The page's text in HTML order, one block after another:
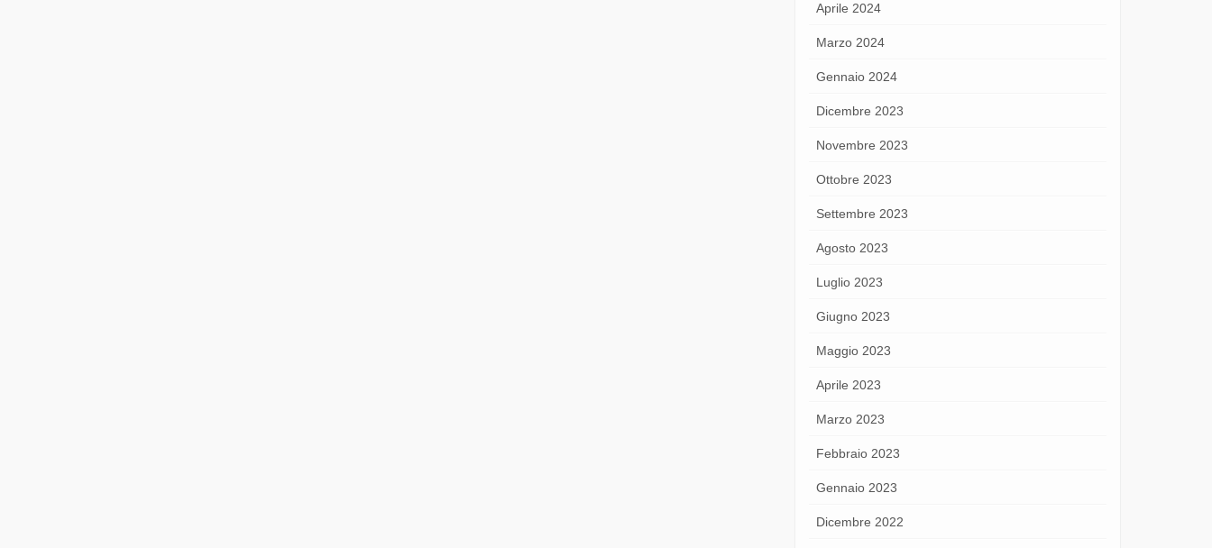
Aprile 2024
Marzo 2024
Gennaio 2024
Dicembre 2023
Novembre 2023
Ottobre 2023
Settembre 2023
Agosto 2023
Luglio 2023
Giugno 2023
Maggio 2023
Aprile 2023
Marzo 2023
Febbraio 2023
Gennaio 2023
Dicembre 2022